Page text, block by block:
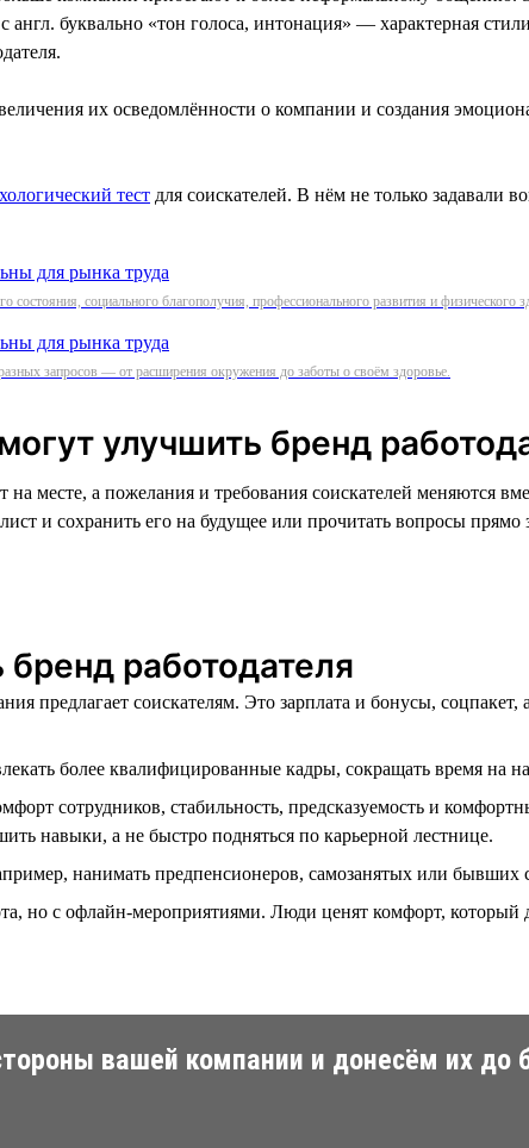
буквально «тон голоса, интонация» — характерная
их осведомлённости о компании и создания
тест для соискателей. В нём не только задавали
социального благополучия, профессионального развития и физического
запросов — от расширения окружения до заботы о своём здоровье.
улучшить бренд
месте, а пожелания и требования соискателей меняются
и сохранить его на будущее или прочитать вопросы прямо
работодателя
предлагает соискателям. Это зарплата и бонусы, соцпакет,
более квалифицированные кадры, сокращать время на
сотрудников, стабильность, предсказуемость и
навыки, а не быстро подняться по карьерной лестнице.
нанимать предпенсионеров, самозанятых или бывших
но с офлайн-мероприятиями. Люди ценят комфорт, который
вашей компании и донесём их до